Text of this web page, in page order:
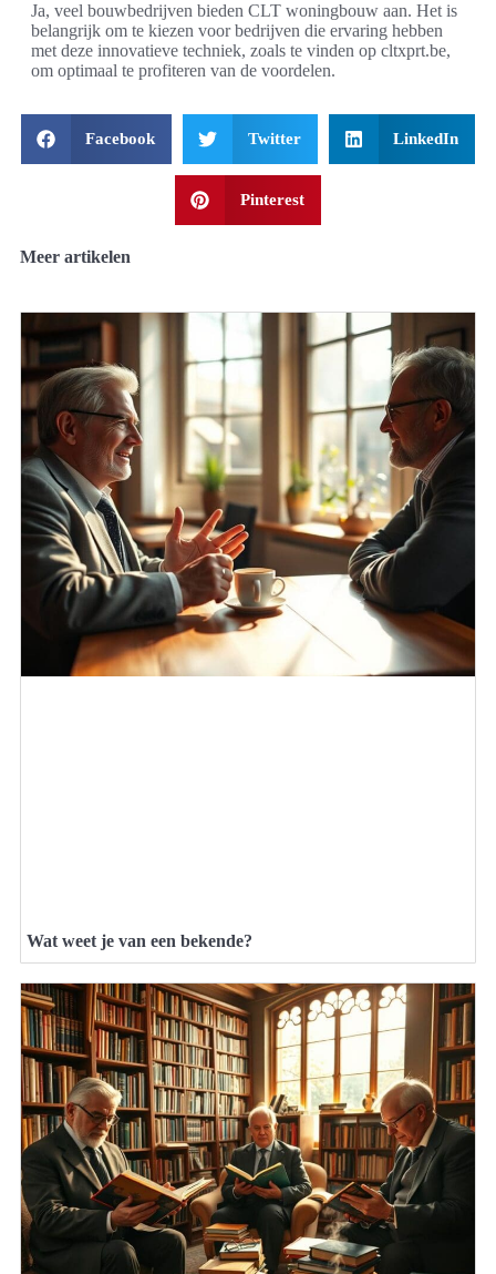
Ja, veel bouwbedrijven bieden CLT woningbouw aan. Het is
belangrijk om te kiezen voor bedrijven die ervaring hebben
met deze innovatieve techniek, zoals te vinden op cltxprt.be,
om optimaal te profiteren van de voordelen.
Facebook Twitter LinkedIn
Pinterest
Meer artikelen
Wat weet je van een bekende?